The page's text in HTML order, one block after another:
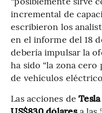
incremental de
escribieron los
en el informe del 18
debería impulsar la
ha sido “la zona
de vehículos
Las acciones de